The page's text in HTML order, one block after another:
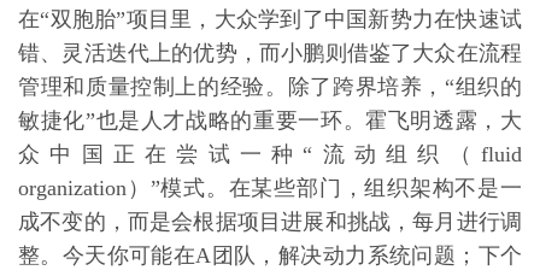
在“双胞胎”项目里，大众学到了中国新势力在快速试
错、灵活迭代上的优势，而小鹏则借鉴了大众在流程
管理和质量控制上的经验。除了跨界培养，“组织的
敏捷化”也是人才战略的重要一环。霍飞明透露，大
众中国正在尝试一种“ 流动组织
（fluid
organization）”模式。在某些部门，组织架构不是一
成不变的，而是会根据项目进展和挑战，每月进行调
整。今天你可能在A团队，解决动力系统问题；下个